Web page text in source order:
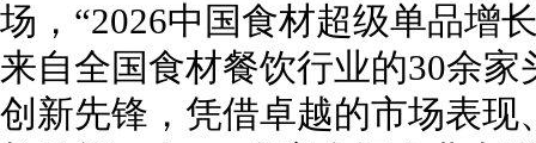
场，“2026中国食材超级单品增
来自全国食材餐饮行业的30余
创新先锋，凭借卓越的市场表